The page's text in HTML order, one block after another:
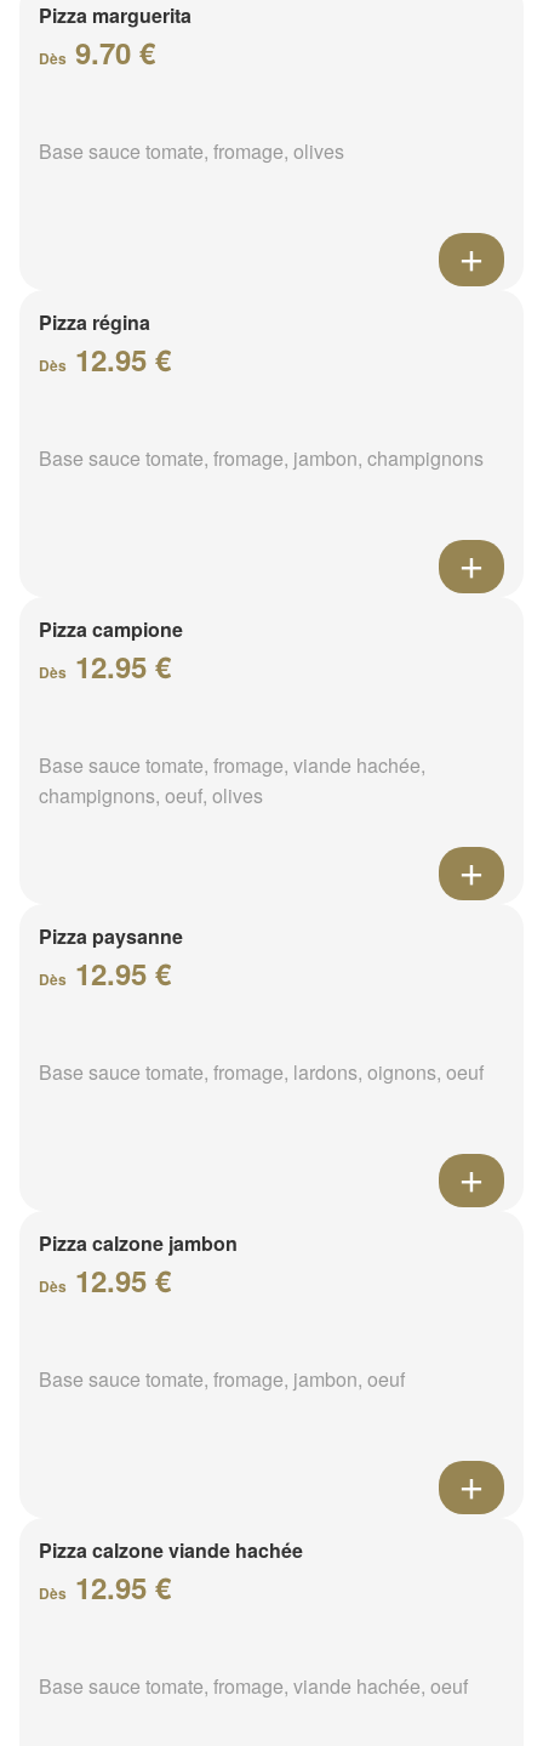
Pizza marguerita
Dès 9.70 €
Base sauce tomate, fromage, olives
Pizza régina
Dès 12.95 €
Base sauce tomate, fromage, jambon, champignons
Pizza campione
Dès 12.95 €
Base sauce tomate, fromage, viande hachée,
champignons, oeuf, olives
Pizza paysanne
Dès 12.95 €
Base sauce tomate, fromage, lardons, oignons, oeuf
Pizza calzone jambon
Dès 12.95 €
Base sauce tomate, fromage, jambon, oeuf
Pizza calzone viande hachée
Dès 12.95 €
Base sauce tomate, fromage, viande hachée, oeuf